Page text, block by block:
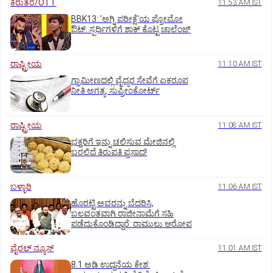
ಕಿರುತೆರೆ/OTT 11:53 AM IST
BBK13: 'ಅಗ್ನಿ ಪರೀಕ್ಷೆ'ಯ ಪ್ರೋಮೋ
ಔಟ್: ಸ್ಪರ್ಧಿಗಳಿಗೆ ಶಾಕ್ ಕೊಟ್ಟ ಚಾಲೆಂಜ್
ರಾಷ್ಟ್ರೀಯ 11:10 AM IST
ಗ್ರಾಮೀಣದಲ್ಲಿ ವೈದ್ಯರ ಸೇವೆಗೆ ಏಕರೂಪ
ನೀತಿ ಅಗತ್ಯ: ಸುಪ್ರೀಂಕೋರ್ಟ್‌
ರಾಷ್ಟ್ರೀಯ 11:08 AM IST
ಭಕ್ತರಿಗೆ ಇನ್ನು ಚಲಿಸುವ ಮೇಜಿನಲ್ಲಿ
ಬರಲಿದೆ ತಿರುಪತಿ ಪ್ರಸಾದ!
ಬಳ್ಳಾರಿ 11:06 AM IST
ಹೊರಟ್ಟಿ ಅವರನ್ನು ಬೆದರಿಸಿ,
ಬಲವಂತವಾಗಿ ರಾಜೀನಾಮೆಗೆ ಸಹಿ
ಪಡೆದುಕೊಂಡಿದ್ದಾರೆ: ರಾಮುಲು ಆರೋಪ
ವೈರಲ್ ನ್ಯೂಸ್ 11:01 AM IST
8.1 ಅಡಿ ಉದ್ದನೆಯ ಕೇಶ: